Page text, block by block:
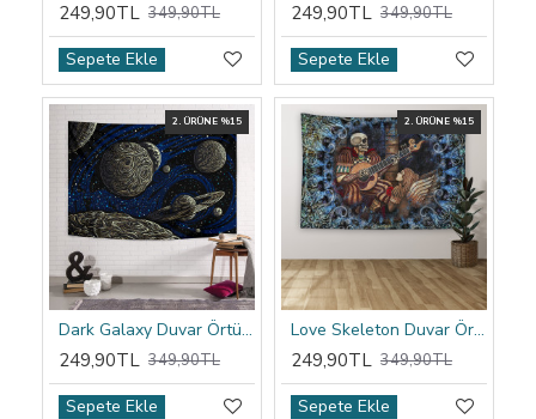
249,90TL 349,90TL
Sepete Ekle
249,90TL 349,90TL
Sepete Ekle
2. ÜRÜNE %15
Dark Galaxy Duvar Örtüsü
249,90TL 349,90TL
Sepete Ekle
2. ÜRÜNE %15
Love Skeleton Duvar Örtüsü
249,90TL 349,90TL
Sepete Ekle